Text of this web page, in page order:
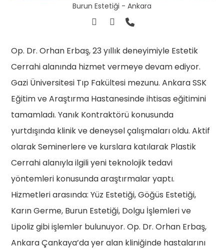
Burun Estetiği - Ankara
Op. Dr. Orhan Erbaş, 23 yıllık deneyimiyle Estetik
Cerrahi alanında hizmet vermeye devam ediyor.
Gazi Üniversitesi Tıp Fakültesi mezunu. Ankara SSK
Eğitim ve Araştırma Hastanesinde ihtisas eğitimini
tamamladı. Yanık Kontraktörü konusunda
yurtdışında klinik ve deneysel çalışmaları oldu. Aktif
olarak Seminerlere ve kurslara katılarak Plastik
Cerrahi alanıyla ilgili yeni teknolojik tedavi
yöntemleri konusunda araştırmalar yaptı.
Hizmetleri arasında: Yüz Estetiği, Göğüs Estetiği,
Karın Germe, Burun Estetiği, Dolgu İşlemleri ve
Lipoliz gibi işlemler bulunuyor. Op. Dr. Orhan Erbaş,
Ankara Çankaya’da yer alan kliniğinde hastalarını